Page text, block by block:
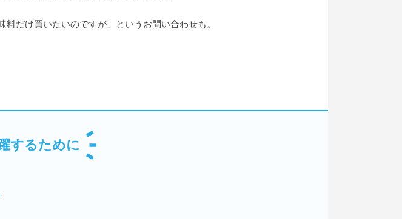
だけ買いたいのですが」というお問い合わせも。
するために